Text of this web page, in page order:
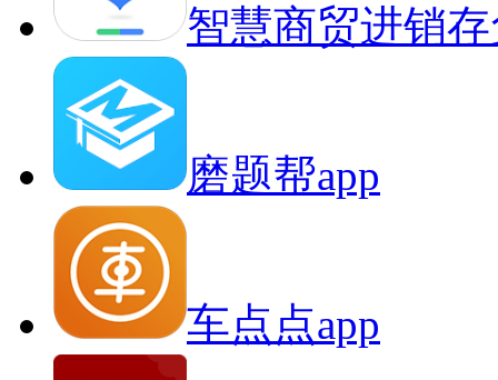
智慧商贸进销
磨题帮app
车点点app